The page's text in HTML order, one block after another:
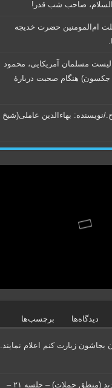
صاحب شب قدر!
ام‌المومنین حضرت خدیجه
مسلمان آمریکایی، محمود
هنگام صحبت دربارۀ
نویسنده:‌ بهاء‌الدین عاملی‌(شیخ
دیدگاه‌ها برچسب‌ها
زیارت کنم اعلام نمایند.
تدریس منطق جدید (منطق جملات) – جلسه ۲۱ –